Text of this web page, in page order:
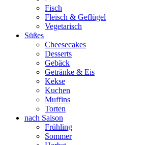
Fisch
Fleisch & Geflügel
Vegetarisch
Süßes
Cheesecakes
Desserts
Gebäck
Getränke & Eis
Kekse
Kuchen
Muffins
Torten
nach Saison
Frühling
Sommer